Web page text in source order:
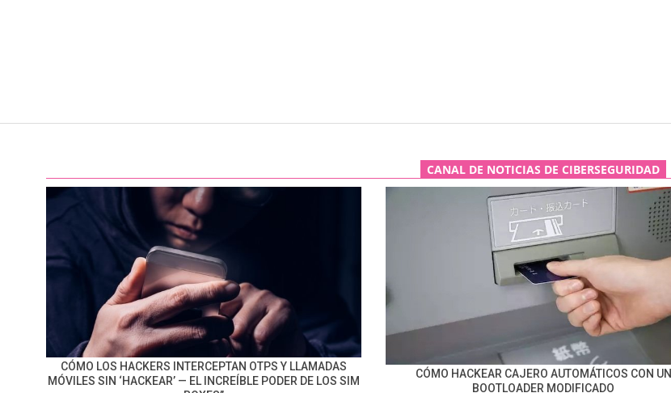
CANAL DE NOTICIAS DE CIBERSEGURIDAD
CÓMO LOS HACKERS INTERCEPTAN OTPS Y LLAMADAS
MÓVILES SIN ‘HACKEAR’ — EL INCREÍBLE PODER DE LOS SIM
CÓMO HACKEAR CAJERO AUTOMÁTICOS CON UN
BOOTLOADER MODIFICADO